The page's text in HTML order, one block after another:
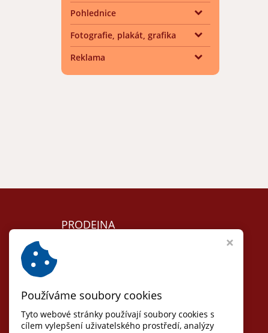
Pohlednice
Fotografie, plakát, grafika
Reklama
PRODEJNA
Otvírací doba:
(pauza 12-13)
Používáme soubory cookies
Tyto webové stránky používají soubory cookies s
cílem vylepšení uživatelského prostředí, analýzy